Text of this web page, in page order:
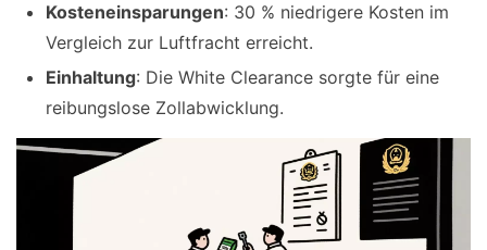
Kosteneinsparungen: 30 % niedrigere Kosten im
Vergleich zur Luftfracht erreicht.
Einhaltung: Die White Clearance sorgte für eine
reibungslose Zollabwicklung.